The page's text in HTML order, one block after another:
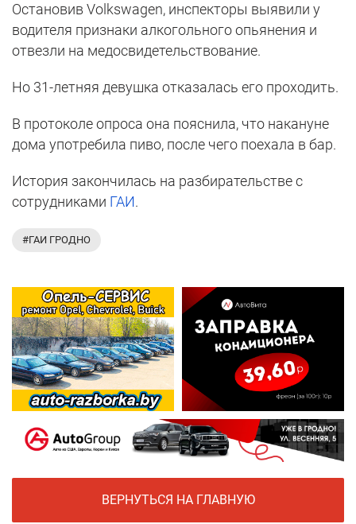
Остановив Volkswagen, инспекторы выявили у
водителя признаки алкогольного опьянения и
отвезли на медосвидетельствование.
Но 31-летняя девушка отказалась его проходить.
В протоколе опроса она пояснила, что накануне
дома употребила пиво, после чего поехала в бар.
История закончилась на разбирательстве с
сотрудниками ГАИ.
#ГАИ ГРОДНО
ВЕРНУТЬСЯ НА ГЛАВНУЮ